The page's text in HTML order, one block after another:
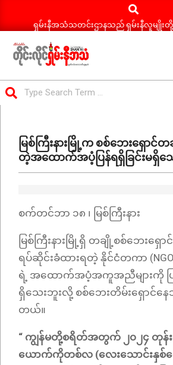
Search
ရှမ်းနီအသံသတင်းဌာနသည် ရှမ်းနီလူမျိုး
ရှမ်း
နီ
သတင်း
Menuမြစ်ကြီးနားမြို့က စစ်ဘေးရှောင်
တဲ့အထောက်အပံ့ပြန်ရရှိခြင်းမရှိသ
စက်တင်ဘာ ၁၈ ၊ မြစ်ကြီးနား
မြစ်ကြီးနားမြို့ရှိ တချို့စစ်ဘေးရှောင်
ရပ်ဆိုင်းခံထားရတဲ့ နိုင်ငံတကာ
ရဲ့ အထောက်အပံ့အကူအညီများကို ပြ
ရှိသေးဘူးလို့ စစ်ဘေးတိမ်းရှောင်နေ
တယ်။
“ ကျွန်မတို့စရိတ်အတွက် ၂၀၂၄ တုန်
ယောက်ကိုတစ်လ (လေးသောင်းနှစ်